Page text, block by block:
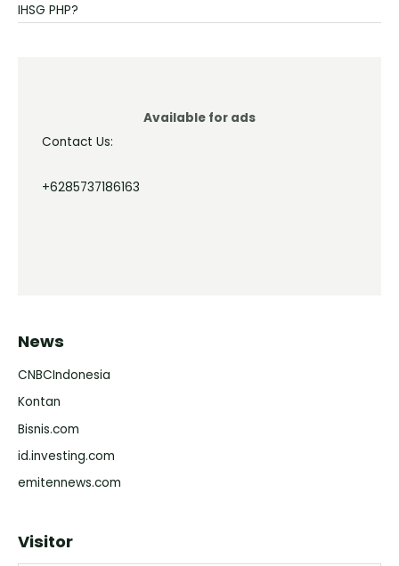
IHSG PHP?
Available for ads
Contact Us:
+6285737186163
News
CNBCIndonesia
Kontan
Bisnis.com
id.investing.com
emitennews.com
Visitor